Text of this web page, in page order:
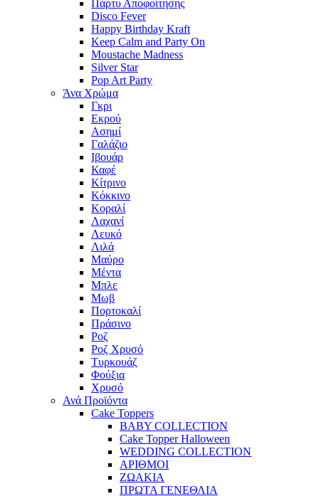
Πάρτυ Αποφοίτησης
Disco Fever
Happy Birthday Kraft
Keep Calm and Party On
Moustache Madness
Silver Star
Pop Art Party
Άνα Χρώμα
Γκρι
Εκρού
Ασημί
Γαλάζιο
Ιβουάρ
Καφέ
Κίτρινο
Κόκκινο
Κοραλί
Λαχανί
Λευκό
Λιλά
Μαύρο
Μέντα
Μπλε
Μωβ
Πορτοκαλί
Πράσινο
Ροζ
Ροζ Χρυσό
Τυρκουάζ
Φούξια
Χρυσό
Ανά Προϊόντα
Cake Toppers
BABY COLLECTION
Cake Topper Halloween
WEDDING COLLECTION
ΑΡΙΘΜΟΙ
ΖΩΑΚΙΑ
ΠΡΩΤΑ ΓΕΝΕΘΛΙΑ